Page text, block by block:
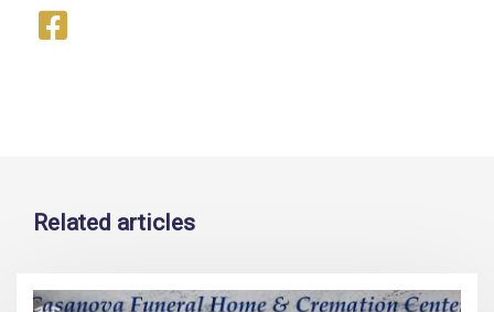
Related articles